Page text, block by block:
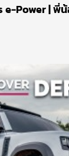
e-Power | พี่